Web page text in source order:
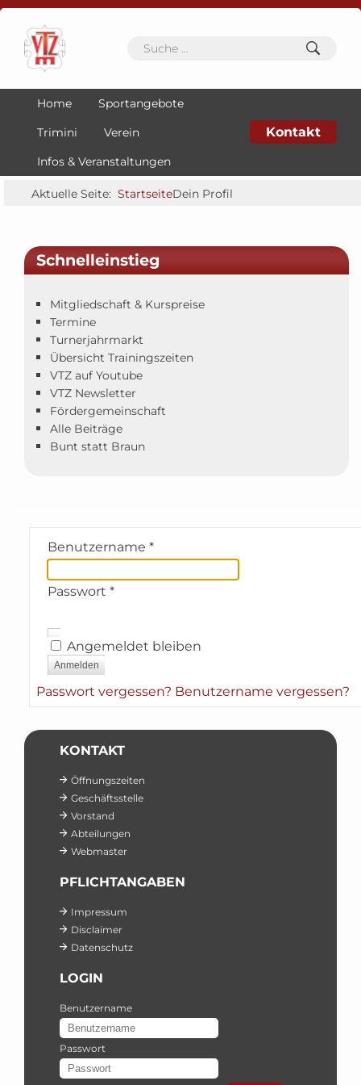
Home
Sportangebote
Trimini
Verein
Infos & Veranstaltungen
Kontakt
Aktuelle Seite: StartseiteDein Profil
Schnelleinstieg
Mitgliedschaft & Kurspreise
Termine
Turnerjahrmarkt
Übersicht Trainingszeiten
VTZ auf Youtube
VTZ Newsletter
Fördergemeinschaft
Alle Beiträge
Bunt statt Braun
Benutzername *
Passwort *
Angemeldet bleiben
Anmelden
Passwort vergessen? Benutzername vergessen?
KONTAKT
Öffnungszeiten
Geschäftsstelle
Vorstand
Abteilungen
Webmaster
PFLICHTANGABEN
Impressum
Disclaimer
Datenschutz
LOGIN
Benutzername
Passwort